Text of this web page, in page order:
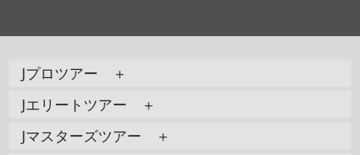
Jプロツアー ＋
Jエリートツアー ＋
Jマスターズツアー ＋